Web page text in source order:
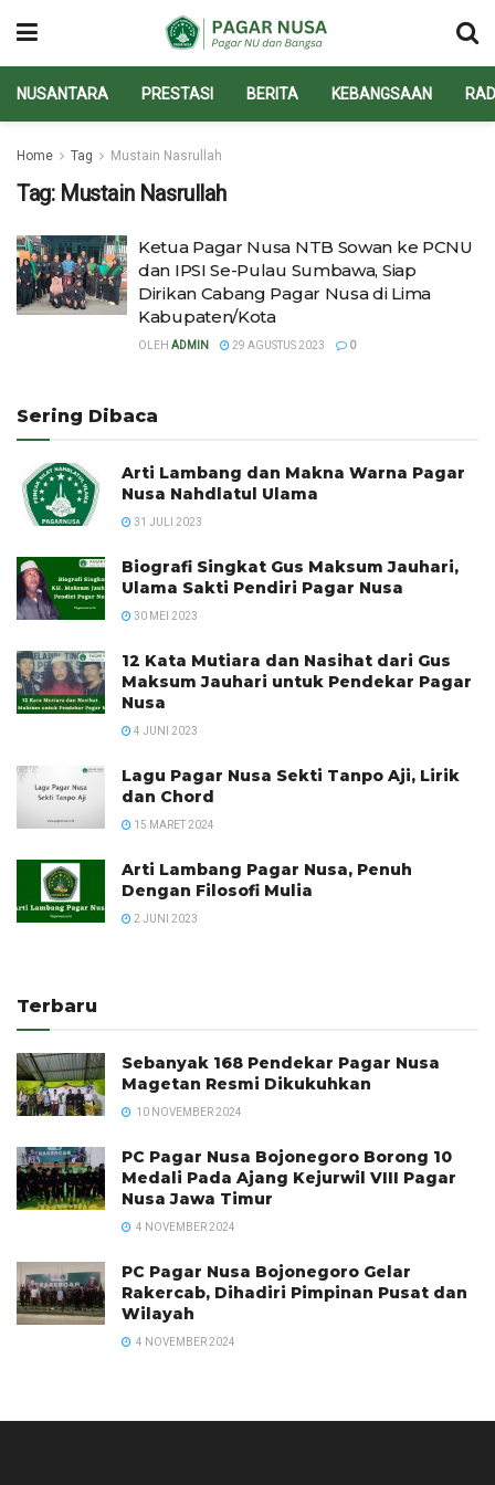
NUSANTARA PRESTASI BERITA KEBANGSAAN
Home Tag Mustain Nasrullah
Tag: Mustain Nasrullah
Ketua Pagar Nusa NTB Sowan ke PCNU
dan IPSI Se-Pulau Sumbawa, Siap
Dirikan Cabang Pagar Nusa di Lima
Kabupaten/Kota
OLEH ADMIN 29 AGUSTUS 2023 0
Sering Dibaca
Arti Lambang dan Makna Warna Pagar
Nusa Nahdlatul Ulama
31 JULI 2023
Biografi Singkat Gus Maksum Jauhari,
Ulama Sakti Pendiri Pagar Nusa
30 MEI 2023
12 Kata Mutiara dan Nasihat dari Gus
Maksum Jauhari untuk Pendekar Pagar
Nusa
4 JUNI 2023
Lagu Pagar Nusa Sekti Tanpo Aji, Lirik
dan Chord
15 MARET 2024
Arti Lambang Pagar Nusa, Penuh
Dengan Filosofi Mulia
2 JUNI 2023
Terbaru
Sebanyak 168 Pendekar Pagar Nusa
Magetan Resmi Dikukuhkan
10 NOVEMBER 2024
PC Pagar Nusa Bojonegoro Borong 10
Medali Pada Ajang Kejurwil VIII Pagar
Nusa Jawa Timur
4 NOVEMBER 2024
PC Pagar Nusa Bojonegoro Gelar
Rakercab, Dihadiri Pimpinan Pusat dan
Wilayah
4 NOVEMBER 2024